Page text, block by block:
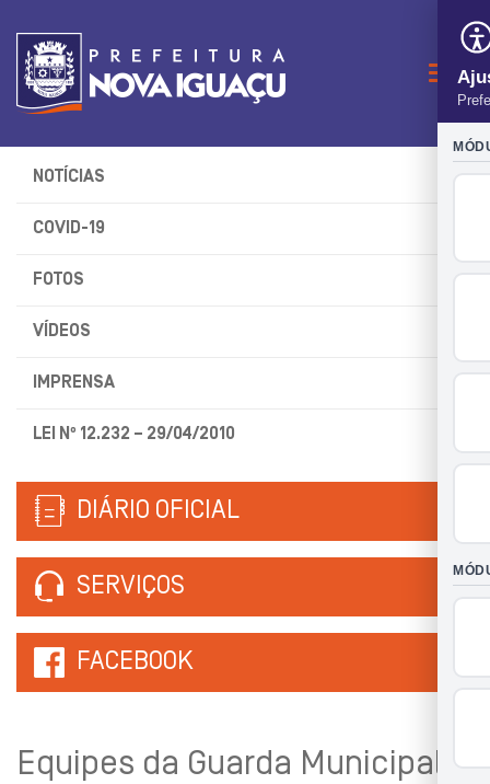
NOTÍCIAS
COVID-19
FOTOS
VÍDEOS
IMPRENSA
LEI Nº 12.232 – 29/04/2010
DIÁRIO OFICIAL
SERVIÇOS
FACEBOOK
Equipes da Guarda Municipal